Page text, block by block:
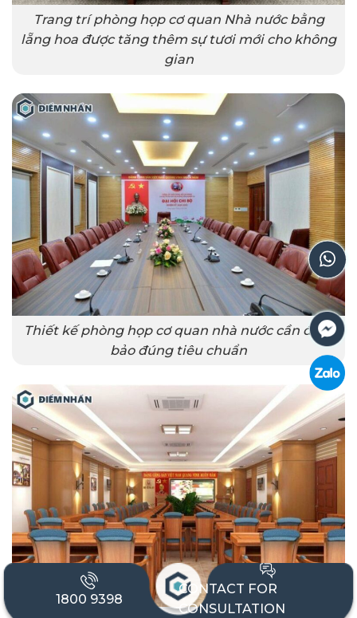
Trang trí phòng họp cơ quan Nhà nước bằng
lẵng hoa được tăng thêm sự tươi mới cho không
gian
Thiết kế phòng họp cơ quan nhà nước cần đảm
bảo đúng tiêu chuẩn
1800 9398
CONTACT FOR
CONSULTATION